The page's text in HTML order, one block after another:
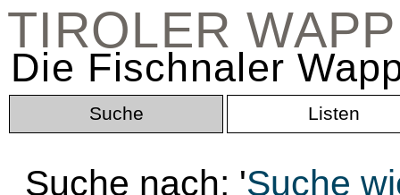
TIROLER
Die Fischnaler
Suche Listen
Suche nach: 'Suche